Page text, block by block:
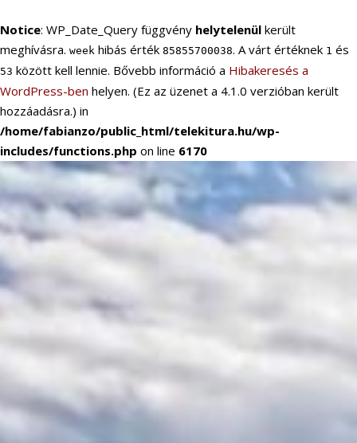
Notice: WP_Date_Query függvény helytelenül került
meghívásra. week hibás érték 85855700038. A várt értéknek 1 és
53 között kell lennie. Bővebb információ a Hibakeresés a
WordPress-ben helyen. (Ez az üzenet a 4.1.0 verzióban került
hozzáadásra.) in
/home/fabianzo/public_html/telekitura.hu/wp-
includes/functions.php on line 6170